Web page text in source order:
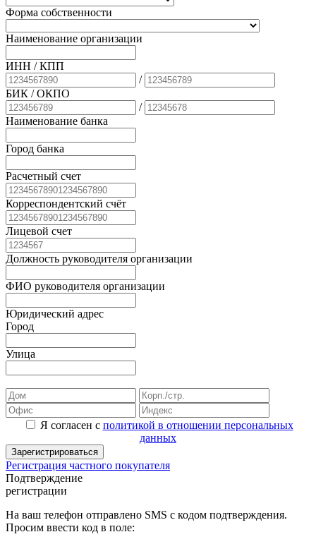
Форма собственности
Наименование организации
ИНН / КПП
/
БИК / ОКПО
/
Наименование банка
Город банка
Расчетный счет
Корреспондентский счёт
Лицевой счет
Должность руководителя организации
ФИО руководителя организации
Юридический адрес
Город
Улица
Я согласен с политикой в отношении персональных
данных
Зарегистрироваться
Регистрация частного покупателя
Подтверждение
регистрации
На ваш телефон отправлено SMS с кодом подтверждения.
Просим ввести код в поле: